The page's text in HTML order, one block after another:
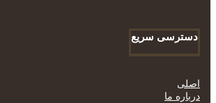
دسترسی سریع
اصلی
درباره ما